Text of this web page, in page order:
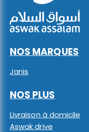
NOS MARQUES
Janis
NOS PLUS
Livraison à domicile
Aswak drive